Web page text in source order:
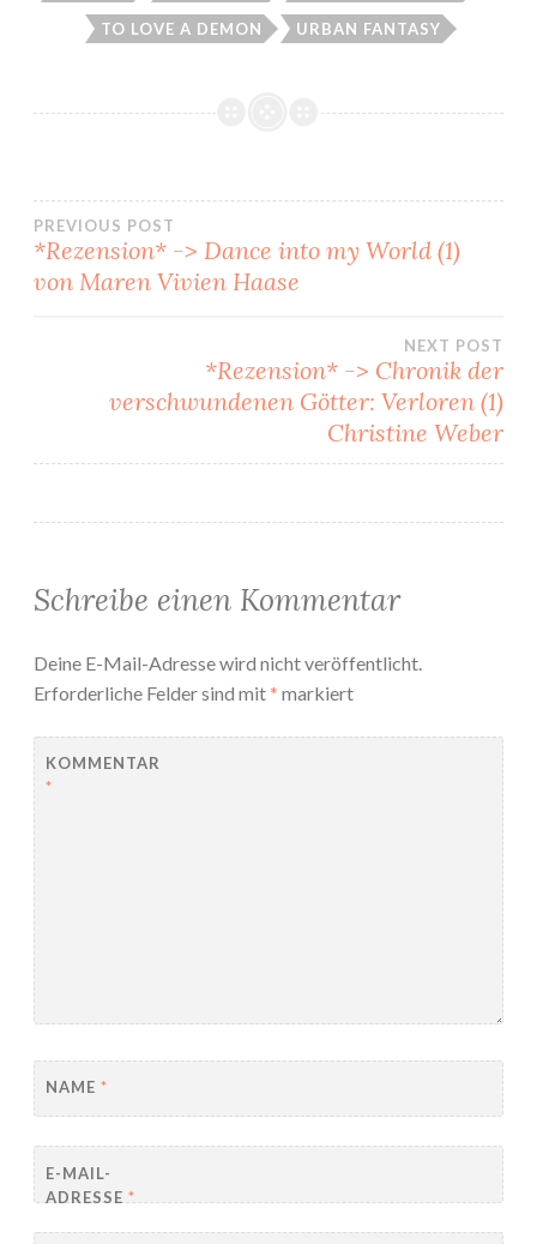
TO LOVE A DEMON URBAN FANTASY
Beitragsnavigation
PREVIOUS POST
*Rezension* -> Dance into my World (1)
von Maren Vivien Haase
NEXT POST
*Rezension* -> Chronik der
verschwundenen Götter: Verloren (1)
Christine Weber
Schreibe einen Kommentar
Deine E-Mail-Adresse wird nicht veröffentlicht.
Erforderliche Felder sind mit* markiert
KOMMENTAR
*
NAME *
E-MAIL-
ADRESSE *